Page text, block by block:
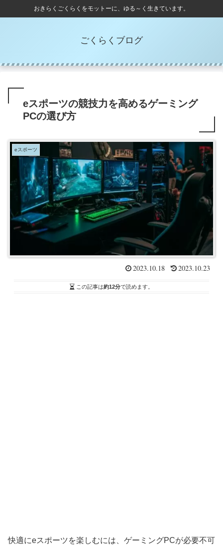
おきらくごくらくをモットーに、ゆる～く生きています。
ごくらくブログ
eスポーツの競技力を高めるゲーミング
PCの選び方
eスポーツ
2023.10.18 2023.10.23
この記事は約12分で読めます。
快適にeスポーツを楽しむには、ゲーミングPCが必要不可